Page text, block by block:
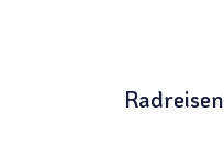
Radreisen